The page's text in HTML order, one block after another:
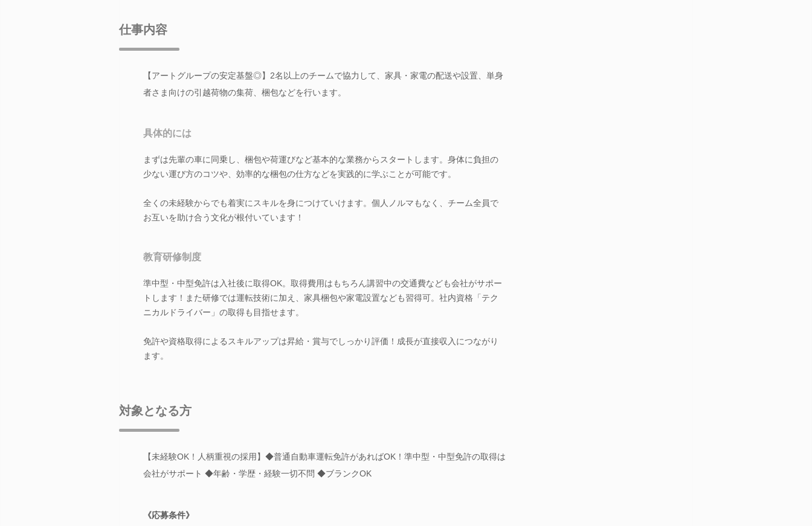
仕事内容
【アートグループの安定基盤◎】2名以上のチームで協力して、家具・家電の配送や設置、単身
者さま向けの引越荷物の集荷、梱包などを行います。
具体的には
まずは先輩の車に同乗し、梱包や荷運びなど基本的な業務からスタートします。身体に負担の
少ない運び方のコツや、効率的な梱包の仕方などを実践的に学ぶことが可能です。
全くの未経験からでも着実にスキルを身につけていけます。個人ノルマもなく、チーム全員で
お互いを助け合う文化が根付いています！
教育研修制度
準中型・中型免許は入社後に取得OK。取得費用はもちろん講習中の交通費なども会社がサポー
トします！また研修では運転技術に加え、家具梱包や家電設置なども習得可。社内資格「テク
ニカルドライバー」の取得も目指せます。
免許や資格取得によるスキルアップは昇給・賞与でしっかり評価！成長が直接収入につながり
ます。
対象となる方
【未経験OK！人柄重視の採用】◆普通自動車運転免許があればOK！準中型・中型免許の取得は
会社がサポート ◆年齢・学歴・経験一切不問 ◆ブランクOK
《応募条件》